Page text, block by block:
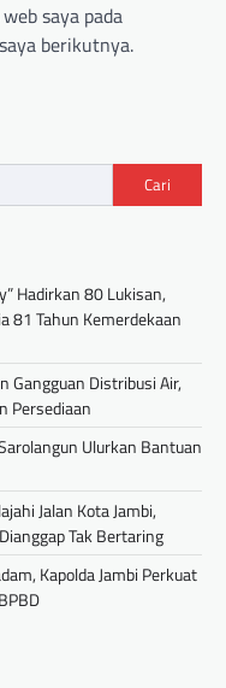
saya pada
berikutnya.
Cari
Hadirkan 80 Lukisan,
81 Tahun Kemerdekaan
Gangguan Distribusi Air,
Persediaan
Ulurkan Bantuan
Jalan Kota Jambi,
Tak Bertaring
Kapolda Jambi Perkuat